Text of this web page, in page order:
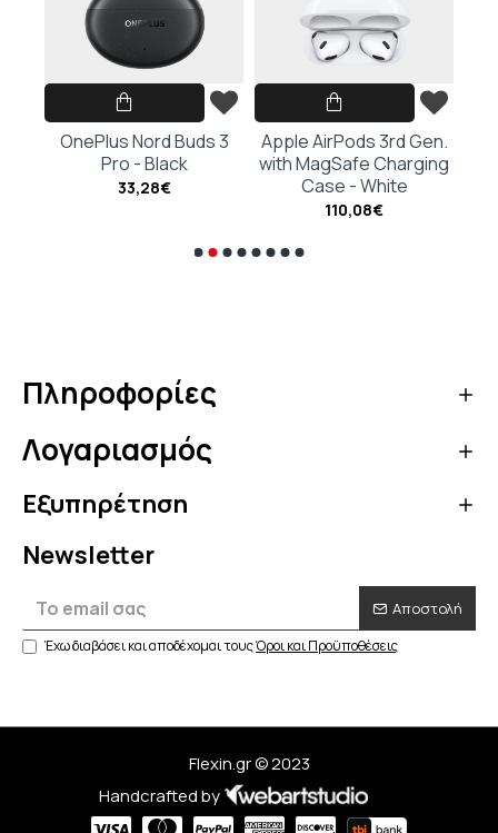
OnePlus Nord Buds 3
Pro - Black
33,28€
Apple AirPods 3rd Gen.
with MagSafe Charging
Case - White
110,08€
Πληροφορίες
Λογαριασμός
Εξυπηρέτηση
Newsletter
Αποστολή
Έχω διαβάσει και αποδέχομαι τουςΌροι και Προϋποθέσεις
Flexin.gr © 2023
Handcrafted by